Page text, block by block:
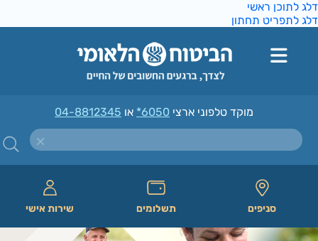
לתוכן ראשי
לתפריט תחתון
מוקד טלפוני ארצי*6050או04-8812345
סניפים תשלומים שירות אישי